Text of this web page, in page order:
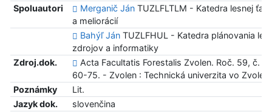
Spoluautori
Merganič JánTUZLFLTLM - Katedra lesnej
a meliorácií
Bahýľ JánTUZLFHUL - Katedra plánovania
zdrojov a informatiky
Zdroj.dok.
Acta Facultatis Forestalis Zvolen. Roč. 59, č. 1
60-75. - Zvolen : Technická univerzita vo
Poznámky
Lit.
Jazyk dok.
slovenčina